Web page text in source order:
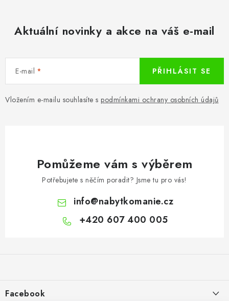
Aktuální novinky a akce na váš e-mail
E-mail
Vložením e-mailu souhlasíte s podmínkami ochrany osobních údajů
PŘIHLÁSIT SE
Pomůžeme vám s výběrem
Potřebujete s něčím poradit? Jsme tu pro vás!
info@nabytkomanie.cz
+420 607 400 005
aFacebook